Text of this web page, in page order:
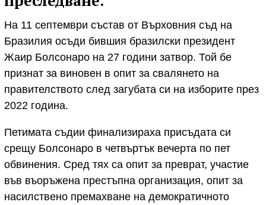
На 11 септември състав от Върховния съд на
Бразилия осъди бившия бразилски президент
Жаир Болсонаро на 27 години затвор. Той бе
признат за виновен в опит за свалянето на
правителството след загубата си на изборите през
2022 година.
Петимата съдии финализираха присъдата си
срещу Болсонаро в четвъртък вечерта по пет
обвинения. Сред тях са опит за преврат, участие
във въоръжена престъпна организация, опит за
насилствено премахване на демократичното